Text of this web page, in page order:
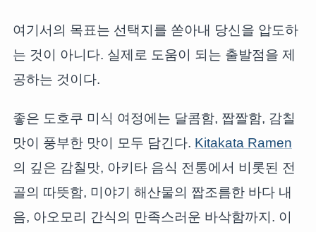
여기서의 목표는 선택지를 쏟아내 당신을 압도하
는 것이 아니다. 실제로 도움이 되는 출발점을 제
공하는 것이다.
좋은 도호쿠 미식 여정에는 달콤함, 짭짤함, 감칠
맛이 풍부한 맛이 모두 담긴다. Kitakata Ramen
의 깊은 감칠맛, 아키타 음식 전통에서 비롯된 전
골의 따뜻함, 미야기 해산물의 짭조름한 바다 내
음, 아오모리 간식의 만족스러운 바삭함까지. 이